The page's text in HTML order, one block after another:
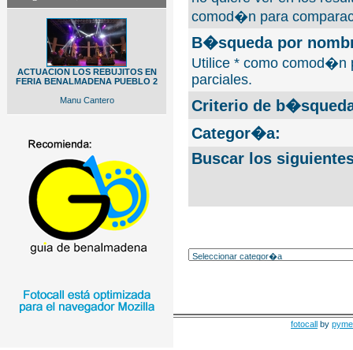
ACTUACION LOS REBUJITOS EN
FERIA BENALMADENA PUEBLO 2
Manu Cantero
comod�n para
B�squeda por
Utilice * como comod�n
parciales.
Criterio de
Categor�a:
Buscar los
fotocall by